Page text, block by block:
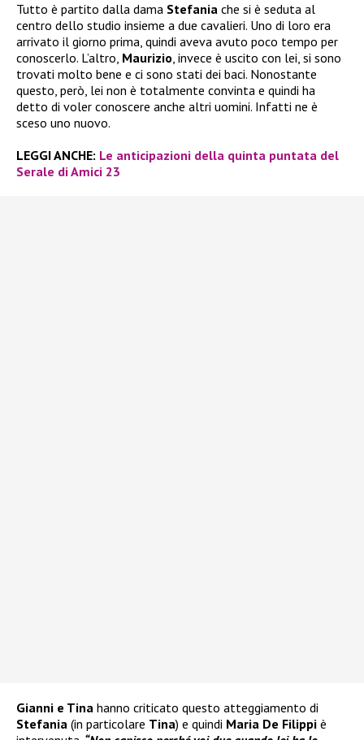
Tutto è partito dalla dama Stefania che si è seduta al
centro dello studio insieme a due cavalieri. Uno di loro era
arrivato il giorno prima, quindi aveva avuto poco tempo per
conoscerlo. L’altro, Maurizio, invece è uscito con lei, si sono
trovati molto bene e ci sono stati dei baci. Nonostante
questo, però, lei non è totalmente convinta e quindi ha
detto di voler conoscere anche altri uomini. Infatti ne è
sceso uno nuovo.
LEGGI ANCHE: Le anticipazioni della quinta puntata del
Serale di Amici 23
Gianni e Tina hanno criticato questo atteggiamento di
Stefania (in particolare Tina) e quindi Maria De Filippi è